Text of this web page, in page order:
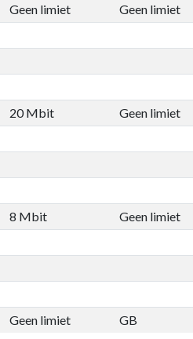
Geen limiet Geen limiet
20 Mbit Geen limiet
8 Mbit Geen limiet
Geen limiet GB